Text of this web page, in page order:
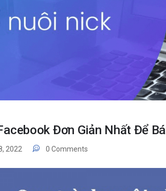
Đơn Giản Nhất Để
2022 0 Comments